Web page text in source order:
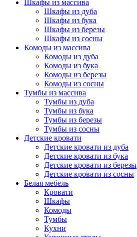
Шкафы из массива
Шкафы из дуба
Шкафы из бука
Шкафы из березы
Шкафы из сосны
Комоды из массива
Комоды из дуба
Комоды из бука
Комоды из березы
Комоды из сосны
Тумбы из массива
Тумбы из дуба
Тумбы из бука
Тумбы из березы
Тумбы из сосны
Детские кровати
Детские кровати из дуба
Детские кровати из бука
Детские кровати из березы
Детские кровати из сосны
Белая мебель
Кровати
Шкафы
Комоды
Тумбы
Кухни